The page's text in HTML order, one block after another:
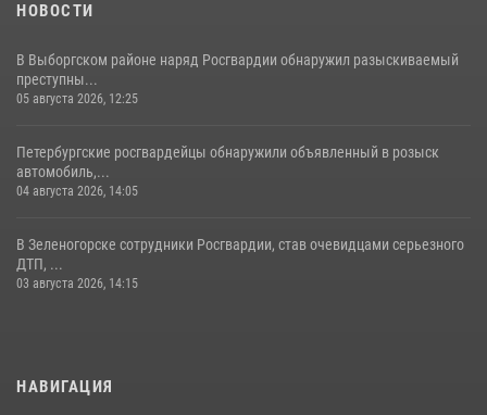
НОВОСТИ
В Выборгском районе наряд Росгвардии обнаружил разыскиваемый
преступны...
05 августа 2026, 12:25
Петербургские росгвардейцы обнаружили объявленный в розыск
автомобиль,...
04 августа 2026, 14:05
В Зеленогорске сотрудники Росгвардии, став очевидцами серьезного
ДТП, ...
03 августа 2026, 14:15
НАВИГАЦИЯ